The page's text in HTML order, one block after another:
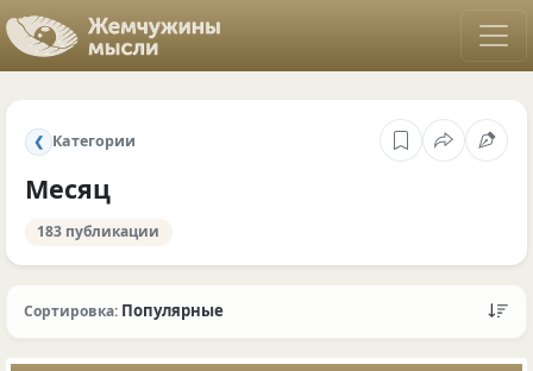
❮ Категории
Месяц
183 публикации
Сортировка: Популярные